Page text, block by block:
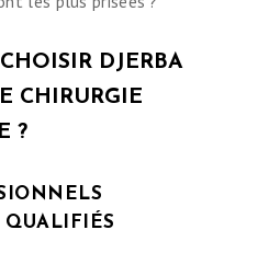
DJERBA
CHIRURGIE
?
QUALIFIÉS